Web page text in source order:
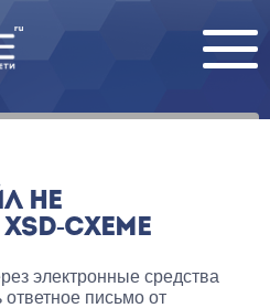
НЕ
СХЕМЕ
электронные средства
письмо от